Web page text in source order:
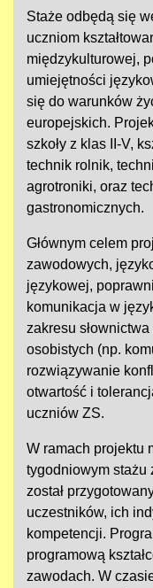
Staże odbędą się
uczniom
międzykulturowej,
umiejętności
się do warunków
europejskich.
szkoły z klas II-V,
technik rolnik,
agrotroniki, oraz
gastronomicznych.
Głównym celem
zawodowych,
językowej,
komunikacja w
zakresu
osobistych (np.
rozwiązywanie
otwartość i
uczniów ZS.
W ramach projektu
tygodniowym stażu
został
uczestników, ich
kompetencji.
programową
zawodach. W